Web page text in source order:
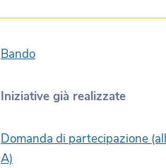
Bando
Iniziative già realizzate
Domanda di partecipazione
A)